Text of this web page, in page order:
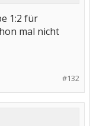
1:2 für
mal nicht
#132